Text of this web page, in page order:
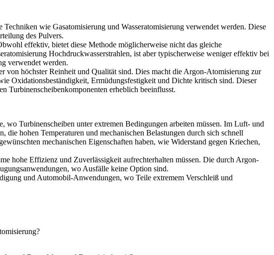
wie Gasatomisierung und Wasseratomisierung verwendet werden. Diese
des Pulvers.
effektiv, bietet diese Methode möglicherweise nicht das gleiche
Hochdruckwasserstrahlen, ist aber typischerweise weniger effektiv bei
verwendet werden.
von höchster Reinheit und Qualität sind. Dies macht die Argon-Atomisierung zur
Oxidationsbeständigkeit, Ermüdungsfestigkeit und Dichte kritisch sind. Dieser
Turbinenscheibenkomponenten erheblich beeinflusst.
, wo Turbinenscheiben unter extremen Bedingungen arbeiten müssen. Im Luft- und
hohen Temperaturen und mechanischen Belastungen durch sich schnell
mechanischen Eigenschaften haben, wie Widerstand gegen Kriechen,
hohe Effizienz und Zuverlässigkeit aufrechterhalten müssen. Die durch Argon-
wo Ausfälle keine Option sind.
und Automobil-Anwendungen, wo Teile extremem Verschleiß und